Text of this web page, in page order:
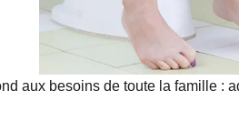
aux besoins de toute la famille :